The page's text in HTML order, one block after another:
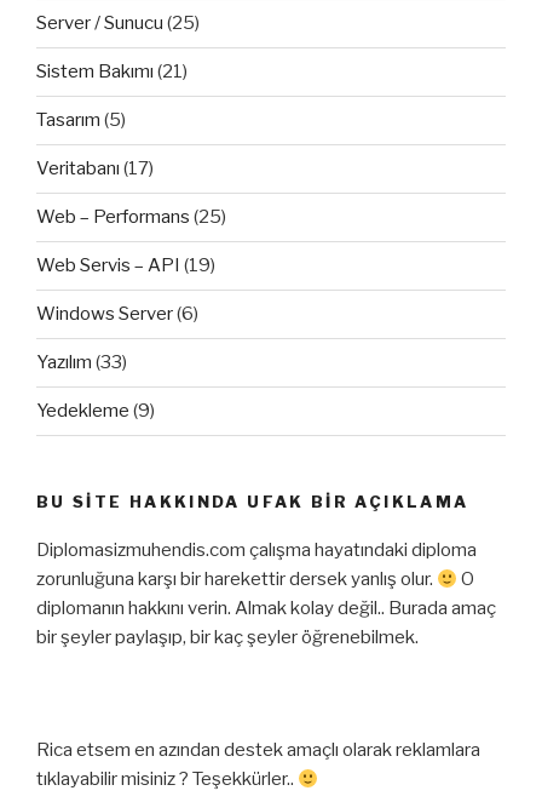
Server / Sunucu (25)
Sistem Bakımı (21)
Tasarım (5)
Veritabanı (17)
Web – Performans (25)
Web Servis – API (19)
Windows Server(6)
Yazılım (33)
Yedekleme (9)
BU SITE HAKKINDA UFAK BIR AÇIKLAMA
Diplomasizmuhendis.com çalışma hayatındaki diploma
zorunluğuna karşı bir harekettir dersek yanlış olur.
O
diplomanın hakkını verin. Almak kolay değil.. Burada amaç
bir şeyler paylaşıp, bir kaç şeyler öğrenebilmek.
Rica etsem en azından destek amaçlı olarak reklamlara
tıklayabilir misiniz ? Teşekkürler..